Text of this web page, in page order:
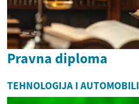
Pravna diploma
TEHNOLOGIJA I AUTOMOBILI